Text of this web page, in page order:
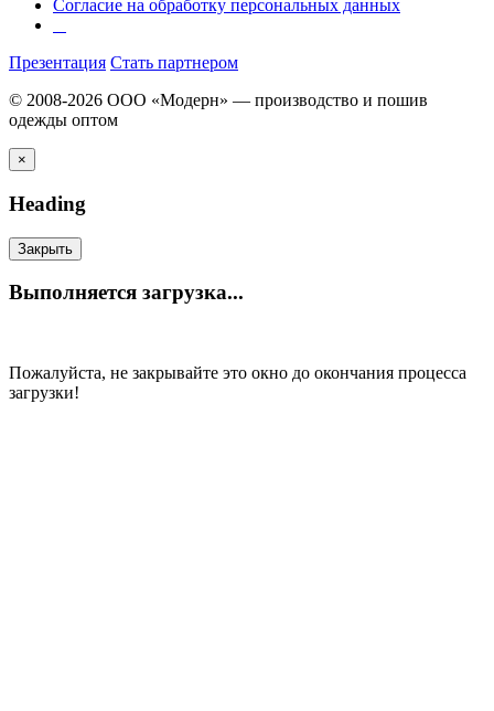
Согласие на обработку персональных данных
Презентация Стать партнером
© 2008-2026 ООО «Модерн» — производство и пошив
одежды оптом
×
Heading
Закрыть
Выполняется загрузка...
Пожалуйста, не закрывайте это окно до окончания процесса
загрузки!